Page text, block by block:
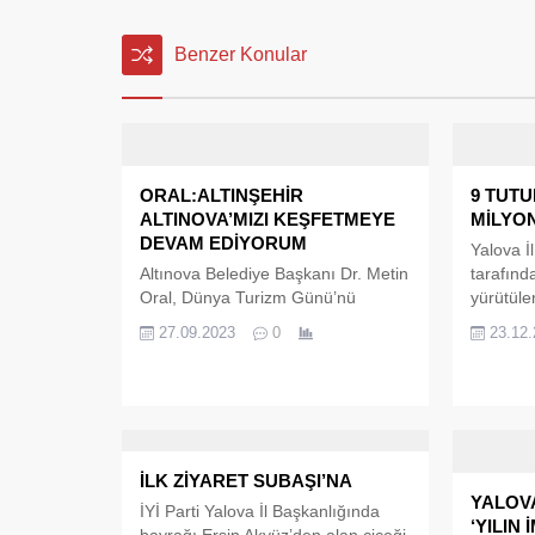
Benzer Konular
ORAL:ALTINŞEHİR
ALTINOVA’MIZI KEŞFETMEYE
DEVAM EDİYORUM
Altınova Belediye Başkanı Dr. Metin
Oral, Dünya Turizm Günü’nü
Günü’nü kutlayan Altınova Belediye
AltınŞehir Altınova’mızı keşfetmeye
davet ediyorum” dedi. “Ekonomiye
27.09.2023 0
9
Yalova
mülk ve
İLK ZİYARET SUBAŞI’NA
İYİ Parti Yalova İl Başkanlığında
‘YILIN